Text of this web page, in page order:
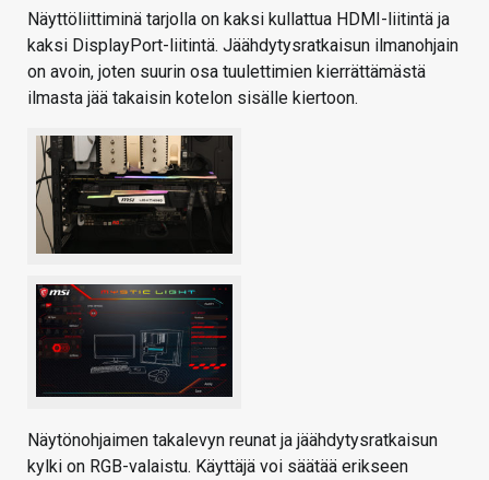
Näyttöliittiminä tarjolla on kaksi kullattua HDMI-liitintä ja
kaksi DisplayPort-liitintä. Jäähdytysratkaisun ilmanohjain
on avoin, joten suurin osa tuulettimien kierrättämästä
ilmasta jää takaisin kotelon sisälle kiertoon.
Näytönohjaimen takalevyn reunat ja jäähdytysratkaisun
kylki on RGB-valaistu. Käyttäjä voi säätää erikseen